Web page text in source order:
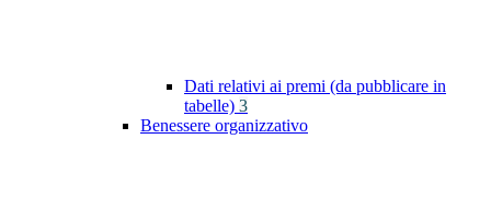
Dati relativi ai premi (da pubblicare in
tabelle) 3
Benessere organizzativo